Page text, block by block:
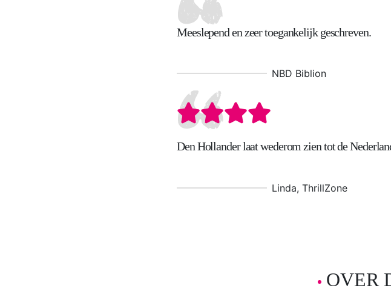
Meeslepend en zeer toegankelijk geschreven.
NBD Biblion
Den Hollander laat wederom zien tot de
Linda, ThrillZone
OVER